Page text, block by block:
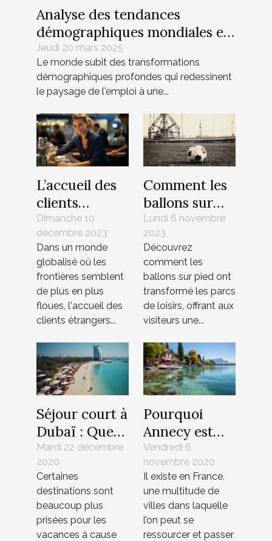
Analyse des tendances
démographiques mondiales et
leur influence sur le marché
de l'emploi
Jeudi 20 mars 2025
Le monde subit des transformations
démographiques profondes qui redessinent
le paysage de l'emploi à une...
L’accueil des
clients
étrangers :
barrières
linguistiques
et solutions
Dimanche 10
décembre 2023
Dans un monde
globalisé où les
frontières semblent
de plus en plus
floues, l'accueil des
clients étrangers...
Comment les
ballons sur
pied ont
changé le
visage des
parcs de
loisirs
Lundi 6 novembre
2023
Découvrez
comment les
ballons sur pied ont
transformé les parcs
de loisirs, offrant aux
visiteurs une...
Séjour court à
Dubaï : Que
doit-on visiter
absolument ?
Mardi 22 décembre
2020
Certaines
destinations sont
beaucoup plus
prisées pour les
vacances à cause
Pourquoi
Annecy est
une ville où il
fait bon vivre
?
Vendredi 6
novembre 2020
Il existe en France,
une multitude de
villes dans laquelle
l’on peut se
ressourcer et passer